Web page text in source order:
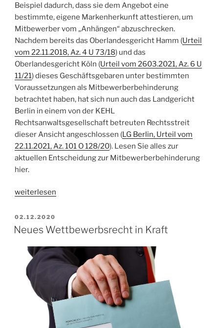
Beispiel dadurch, dass sie dem Angebot eine
bestimmte, eigene Markenherkunft attestieren, um
Mitbewerber vom „Anhängen“ abzuschrecken.
Nachdem bereits das Oberlandesgericht Hamm (Urteil
vom 22.11.2018, Az. 4 U 73/18) und das
Oberlandesgericht Köln (Urteil vom 2603.2021, Az. 6 U
11/21) dieses Geschäftsgebaren unter bestimmten
Voraussetzungen als Mitbewerberbehinderung
betrachtet haben, hat sich nun auch das Landgericht
Berlin in einem von der KEHL
Rechtsanwaltsgesellschaft betreuten Rechtsstreit
dieser Ansicht angeschlossen (LG Berlin, Urteil vom
22.11.2021, Az. 101 O 128/20). Lesen Sie alles zur
aktuellen Entscheidung zur Mitbewerberbehinderung
hier.
„Landgericht
verbietet
Mitbewerberbehinderung
Amazon“
weiterlesen
VERÖFFENTLICHT
AM
02.12.2020
Neues Wettbewerbsrecht in Kraft